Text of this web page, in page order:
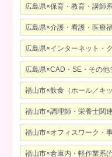
広島県×保育・教育・講師
広島県×介護・看護・医療
広島県×インターネット・
広島県×CAD・SE・その他
福山市×飲食（ホール／キ
福山市×調理師・栄養士関連
福山市×オフィスワーク・
福山市×倉庫内・軽作業系(